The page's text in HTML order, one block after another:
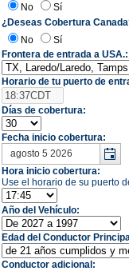
No
Sí
¿Deseas Cobertura
No
Sí
Frontera de entrada a USA.:
Horario de tu puerto de
Días de cobertura:
Fecha inicio cobertura:
Hora inicio cobertura:
Use el horario de su puerto
Año del Vehículo:
Edad del Conductor
Conductor adicional: